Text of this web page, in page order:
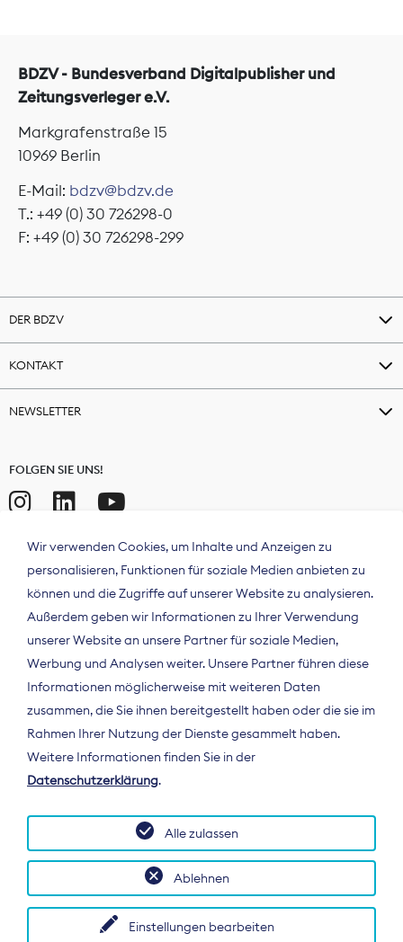
BDZV - Bundesverband Digitalpublisher und
Zeitungsverleger e.V.
Markgrafenstraße 15
10969 Berlin
E-Mail: bdzv@bdzv.de
T.: +49 (0) 30 726298-0
F: +49 (0) 30 726298-299
DER BDZV
KONTAKT
NEWSLETTER
FOLGEN SIE UNS!
Der Bundesverband Digitalpublisher und
Zeitungsverleger (BDZV) vertritt als
Spitzenorganisation die Interessen der
Deutschland und auf EU-Ebene.
Wir verwenden Cookies, um Inhalte und Anzeigen zu
personalisieren, Funktionen für soziale Medien anbieten zu
können und die Zugriffe auf unserer Website zu analysieren.
Außerdem geben wir Informationen zu Ihrer Verwendung
unserer Website an unsere Partner für soziale Medien,
Werbung und Analysen weiter. Unsere Partner führen diese
Informationen möglicherweise mit weiteren Daten
zusammen, die Sie ihnen bereitgestellt haben oder die sie im
Rahmen Ihrer Nutzung der Dienste gesammelt haben.
Weitere Informationen finden Sie in der
Datenschutzerklärung.
Einstellungen bearbeiten
Ablehnen
Alle zulassen